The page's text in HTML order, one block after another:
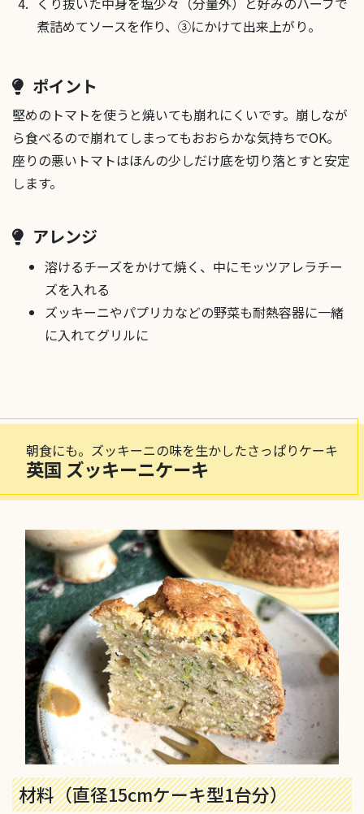
煮詰めてソースを作り、③にかけて出来上がり。
ポイント
堅めのトマトを使うと焼いても崩れにくいです。崩しなが
ら食べるので崩れてしまってもおおらかな気持ちでOK。
座りの悪いトマトはほんの少しだけ底を切り落とすと安定
します。
アレンジ
溶けるチーズをかけて焼く、中にモッツアレラチー
ズを入れる
ズッキーニやパプリカなどの野菜も耐熱容器に一緒
に入れてグリルに
朝食にも。ズッキーニの味を生かしたさっぱりケーキ
英国 ズッキーニケーキ
材料（直径15cmケーキ型1台分）